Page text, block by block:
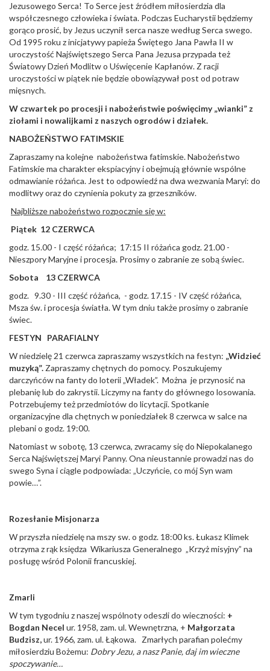
Jezusowego Serca! To Serce jest źródłem miłosierdzia dla
współczesnego człowieka i świata. Podczas Eucharystii będziemy
gorąco prosić, by Jezus uczynił serca nasze według Serca swego.
Od 1995 roku z inicjatywy papieża Świętego Jana Pawła II w
uroczystość Najświętszego Serca Pana Jezusa przypada też
Światowy Dzień Modlitw o Uświęcenie Kapłanów. Z racji
uroczystości w piątek nie będzie obowiązywał post od potraw
mięsnych.
W czwartek po procesji i nabożeństwie poświęcimy „wianki” z
ziołami i nowalijkami z naszych ogrodów i działek.
NABOŻEŃSTWO FATIMSKIE
Zapraszamy na kolejne nabożeństwa fatimskie. Nabożeństwo
Fatimskie ma charakter ekspiacyjny i obejmują głównie wspólne
odmawianie różańca. Jest to odpowiedź na dwa wezwania Maryi: do
modlitwy oraz do czynienia pokuty za grzeszników.
Najbliższe nabożeństwo rozpocznie się w:
Piątek 12 CZERWCA
godz. 15.00 - I część różańca; 17:15 II różańca godz. 21.00 -
Nieszpory Maryjne i procesja. Prosimy o zabranie ze sobą świec.
Sobota 13 CZERWCA
godz. 9.30 - III część różańca, - godz. 17.15 - IV część różańca,
Msza św. i procesja światła. W tym dniu także prosimy o zabranie
świec.
FESTYN PARAFIALNY
W niedzielę 21 czerwca zapraszamy wszystkich na festyn: „Widzieć
muzyką”. Zapraszamy chętnych do pomocy. Poszukujemy
darczyńców na fanty do loterii „Władek”. Można je przynosić na
plebanię lub do zakrystii. Liczymy na fanty do głównego losowania.
Potrzebujemy też przedmiotów do licytacji. Spotkanie
organizacyjne dla chętnych w poniedziałek 8 czerwca w salce na
plebani o godz. 19:00.
Natomiast w sobotę, 13 czerwca, zwracamy się do Niepokalanego
Serca Najświętszej Maryi Panny. Ona nieustannie prowadzi nas do
swego Syna i ciągle podpowiada: „Uczyńcie, co mój Syn wam
powie…”.
Rozesłanie Misjonarza
W przyszła niedzielę na mszy sw. o godz. 18:00 ks. Łukasz Klimek
otrzyma z rąk księdza Wikariusza Generalnego „Krzyż misyjny” na
posługę wśród Polonii francuskiej.
Zmarli
W tym tygodniu z naszej wspólnoty odeszli do wieczności: +
Bogdan Necel ur. 1958, zam. ul. Wewnętrzna, + Małgorzata
Budzisz,ur. 1966, zam. ul. Łąkowa. Zmarłych parafian polećmy
miłosierdziu Bożemu: Dobry Jezu, a nasz Panie, daj im wieczne
spoczywanie…